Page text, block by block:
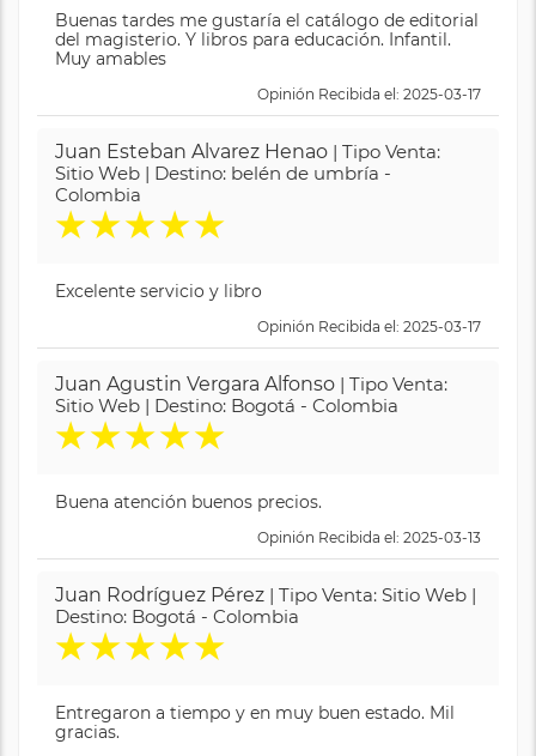
Buenas tardes me gustaría el catálogo de editorial
del magisterio. Y libros para educación. Infantil.
Muy amables
Opinión Recibida el: 2025-03-17
Juan Esteban Alvarez Henao | Tipo Venta:
Sitio Web | Destino: belén de umbría -
Colombia
★★★★★
Excelente servicio y libro
Opinión Recibida el: 2025-03-17
Juan Agustin Vergara Alfonso | Tipo Venta:
Sitio Web | Destino: Bogotá - Colombia
★★★★★
Buena atención buenos precios.
Opinión Recibida el: 2025-03-13
Juan Rodríguez Pérez | Tipo Venta: Sitio Web |
Destino: Bogotá - Colombia
★★★★★
Entregaron a tiempo y en muy buen estado. Mil
gracias.